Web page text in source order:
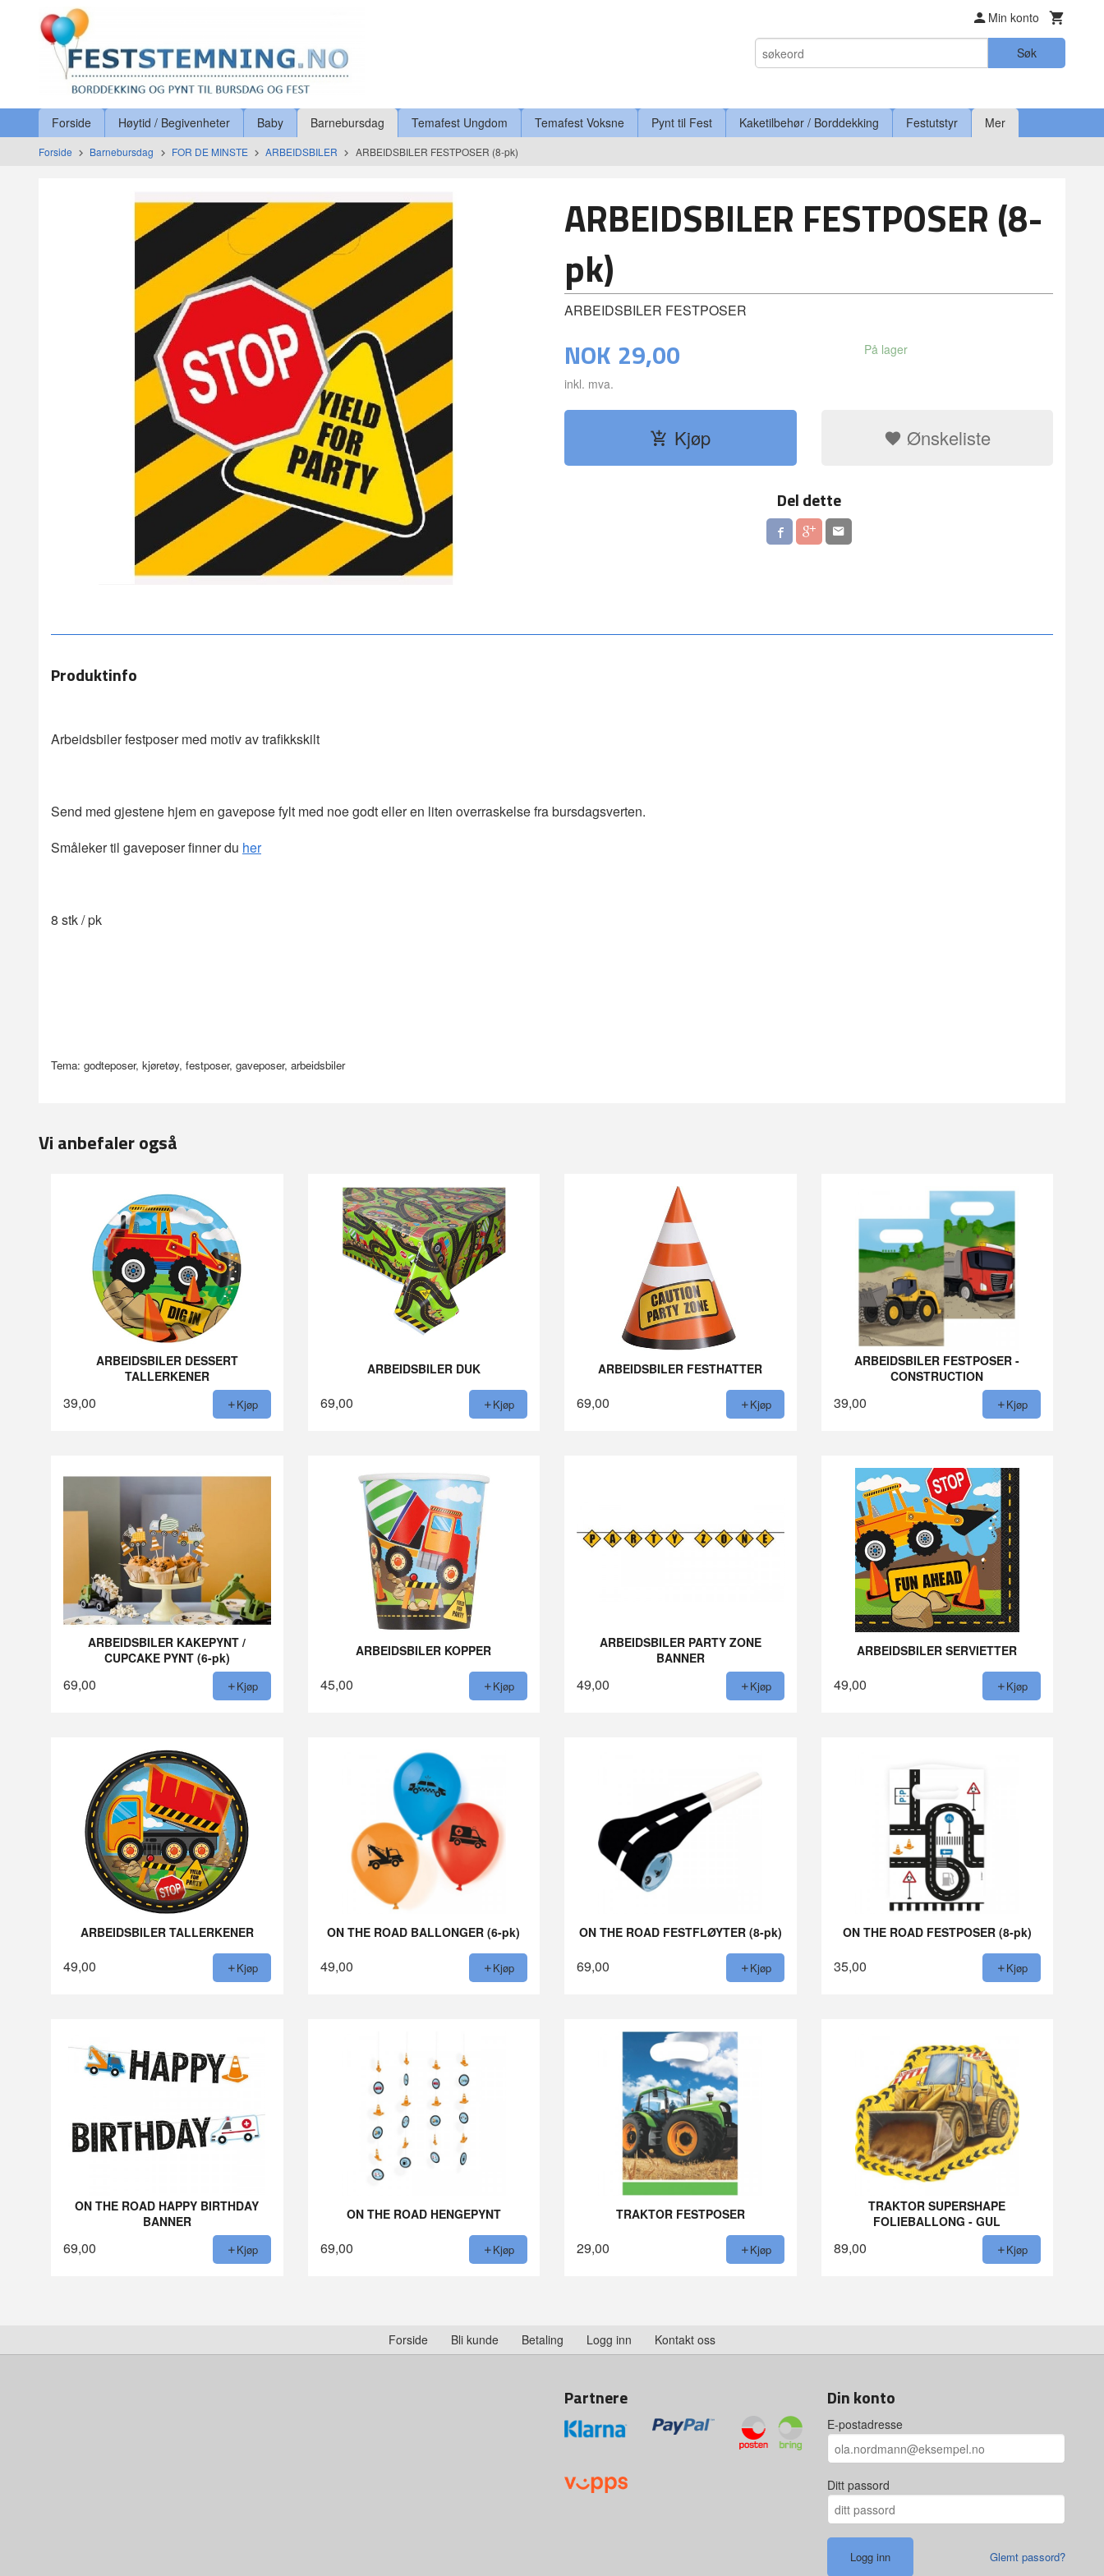
innholdet
Min konto
Søk
Produkter
Forside Høytid / Begivenheter Baby Barnebursdag Temafest Ungdom Temafest Voksne Pynt til Fest Kaketilbehør / Borddekking Festutstyr Mer
Forside Barnebursdag FOR DE MINSTE ARBEIDSBILER ARBEIDSBILER FESTPOSER (8-pk)
ARBEIDSBILER FESTPOSER (8-
pk)
ARBEIDSBILER FESTPOSER
NOK 29,00
inkl. mva.
På lager
Kjøp Ønskeliste
Del dette
Produktinfo
Arbeidsbiler festposer med motiv av trafikkskilt
Send med gjestene hjem en gavepose fylt med noe godt eller en liten overraskelse fra bursdagsverten.
Småleker til gaveposer finner du her
8 stk / pk
Tema: godteposer, kjøretøy, festposer, gaveposer, arbeidsbiler
Vi anbefaler også
ARBEIDSBILER DESSERT
TALLERKENER
39,00 Kjøp
ARBEIDSBILER DUK
69,00 Kjøp
ARBEIDSBILER FESTHATTER
69,00 Kjøp
ARBEIDSBILER FESTPOSER -
CONSTRUCTION
39,00 Kjøp
ARBEIDSBILER KAKEPYNT /
CUPCAKE PYNT (6-pk)
69,00 Kjøp
ARBEIDSBILER KOPPER
45,00 Kjøp
ARBEIDSBILER PARTY ZONE
BANNER
49,00 Kjøp
ARBEIDSBILER SERVIETTER
49,00 Kjøp
ARBEIDSBILER TALLERKENER
49,00 Kjøp
ON THE ROAD BALLONGER (6-pk)
49,00 Kjøp
ON THE ROAD FESTFLØYTER (8-pk)
69,00 Kjøp
ON THE ROAD FESTPOSER (8-pk)
35,00 Kjøp
ON THE ROAD HAPPY BIRTHDAY
BANNER
69,00 Kjøp
ON THE ROAD HENGEPYNT
69,00 Kjøp
TRAKTOR FESTPOSER
29,00 Kjøp
TRAKTOR SUPERSHAPE
FOLIEBALLONG - GUL
89,00 Kjøp
Forside Bli kunde Betaling Logg inn Kontakt oss
Partnere Din konto
E-postadresse
Ditt passord
Glemt passord?